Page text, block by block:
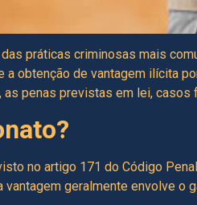
práticas criminosas mais
obtenção de vantagem ilícita
penas previstas em lei,
no artigo 171 do Código
vantagem geralmente envolve